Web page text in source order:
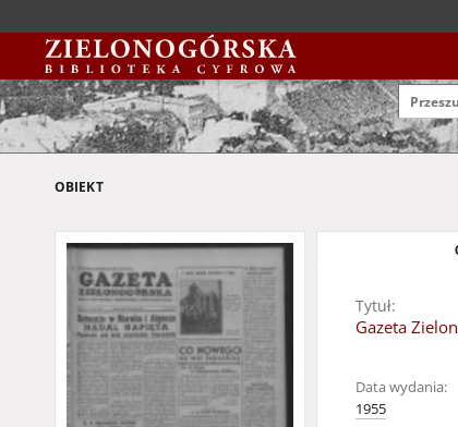
OBIEKT
Tytuł:
Gazeta
Data wydania:
1955